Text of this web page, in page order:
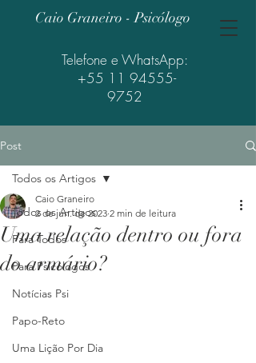
Caio Graneiro - Psicólogo
Telefone e WhatsApp:
+55 11 94555-
9752
Post
Todos os Artigos
Para Todos
Para Psicólogos
Notícias Psi
Papo-Reto
Uma Lição Por Dia
Todos os Artigos
Uma relação dentro ou fora
do armário?
Caio Graneiro
2 de jun. de 2023 2 min de leitura